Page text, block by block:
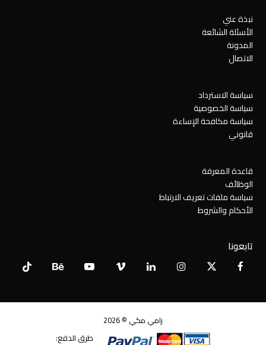
نبذة عني
الأسئلة الشائعة
المدونة
الاتصال
سياسة الاسترداد
سياسة الخصوصية
سياسة مكافحة الإساءة
قانوني
قاعدة المعرفة
الوظائف
سياسة ملفات تعريف الارتباط
الأحكام والشروط
تابعونا
Facebook
X
Instagram
LinkedIn
Vimeo
YouTube
Behance
Tiktok
رامي مكي © 2026
طرق الدفع: